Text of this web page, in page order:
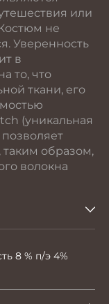
или
не
Уверенность
в
то, что
ткани, его
(уникальная
таким образом,
волокна
8 % п/э 4%